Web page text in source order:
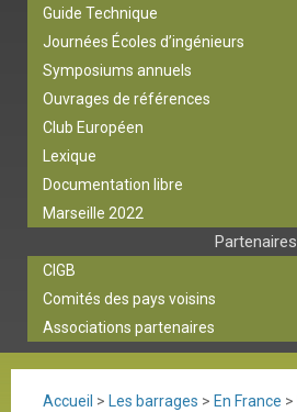
Guide Technique
Journées Écoles d’ingénieurs
Symposiums annuels
Ouvrages de références
Club Européen
Lexique
Documentation libre
Marseille 2022
Partenaires
CIGB
Comités des pays voisins
Associations partenaires
Accueil > Les barrages > En France >